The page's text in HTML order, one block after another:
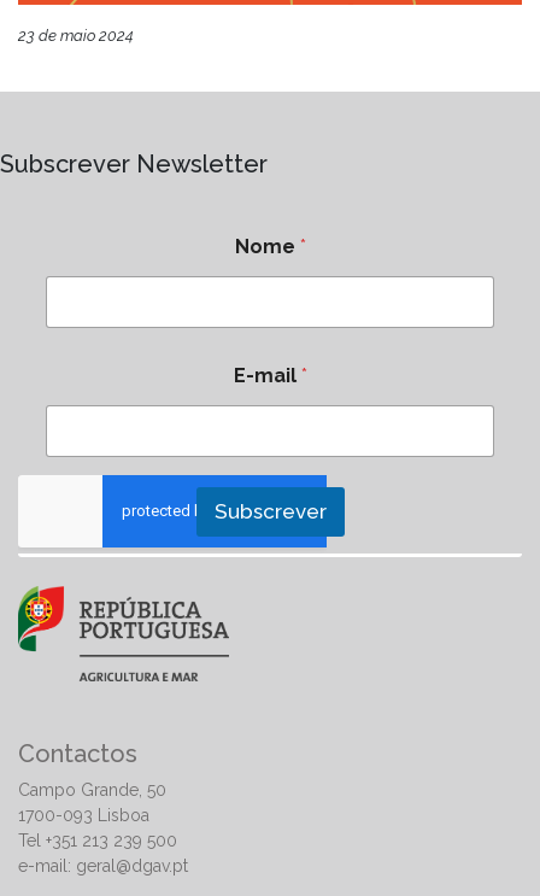
23 de maio 2024
Subscrever Newsletter
Nome *
E-mail *
Subscrever
Contactos
Campo Grande, 50
1700-093 Lisboa
Tel +351 213 239 500
e-mail: geral@dgav.pt